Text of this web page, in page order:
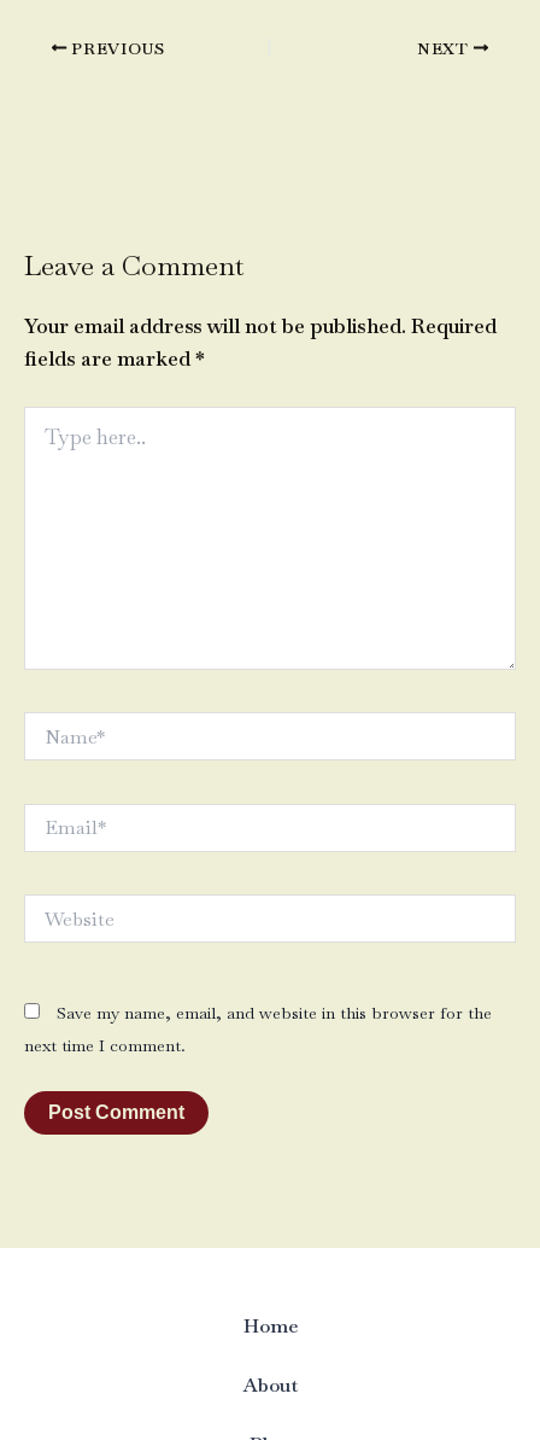
PREVIOUS NEXT
Leave a Comment
Your email address will not be published. Required
fields are marked*
here..
Save my name, email, and website in this browser for the
next time I comment.
Home
About